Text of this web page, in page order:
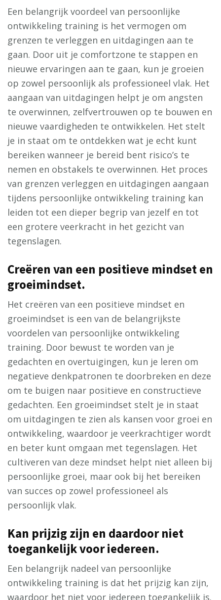
Een belangrijk voordeel van persoonlijke
ontwikkeling training is het vermogen om
grenzen te verleggen en uitdagingen aan te
gaan. Door uit je comfortzone te stappen en
nieuwe ervaringen aan te gaan, kun je groeien
op zowel persoonlijk als professioneel vlak. Het
aangaan van uitdagingen helpt je om angsten
te overwinnen, zelfvertrouwen op te bouwen en
nieuwe vaardigheden te ontwikkelen. Het stelt
je in staat om te ontdekken wat je echt kunt
bereiken wanneer je bereid bent risico’s te
nemen en obstakels te overwinnen. Het proces
van grenzen verleggen en uitdagingen aangaan
tijdens persoonlijke ontwikkeling training kan
leiden tot een dieper begrip van jezelf en tot
een grotere veerkracht in het gezicht van
tegenslagen.
Creëren van een positieve mindset en
groeimindset.
Het creëren van een positieve mindset en
groeimindset is een van de belangrijkste
voordelen van persoonlijke ontwikkeling
training. Door bewust te worden van je
gedachten en overtuigingen, kun je leren om
negatieve denkpatronen te doorbreken en deze
om te buigen naar positieve en constructieve
gedachten. Een groeimindset stelt je in staat
om uitdagingen te zien als kansen voor groei en
ontwikkeling, waardoor je veerkrachtiger wordt
en beter kunt omgaan met tegenslagen. Het
cultiveren van deze mindset helpt niet alleen bij
persoonlijke groei, maar ook bij het bereiken
van succes op zowel professioneel als
persoonlijk vlak.
Kan prijzig zijn en daardoor niet
toegankelijk voor iedereen.
Een belangrijk nadeel van persoonlijke
ontwikkeling training is dat het prijzig kan zijn,
waardoor het niet voor iedereen toegankelijk is.